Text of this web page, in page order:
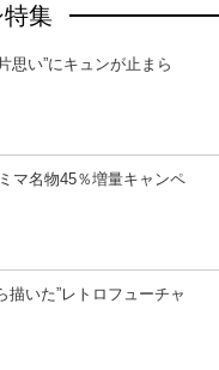
集
思い”にキュンが止まら
マ名物45％増量キャンペ
いた”レトロフューチャ